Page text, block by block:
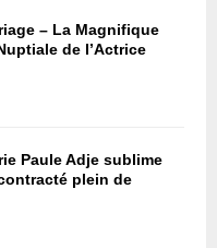
– La Magnifique
de l’Actrice
Paule Adje sublime
plein de